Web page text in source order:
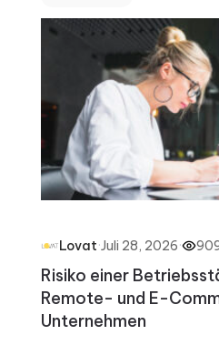
Lovat·Juli 28, 2026·
Risiko einer
Remote- und E-
Unternehmen